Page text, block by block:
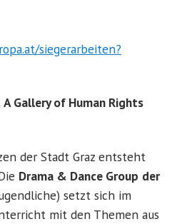
siegerarbeiten?
Gallery of Human Rights
der Stadt Graz entsteht
Drama & Dance Group der
setzt sich im
mit den Themen aus